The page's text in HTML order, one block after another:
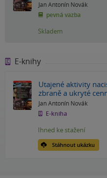
Jan Antonín Novák
pevná vazba
Skladem
E-knihy
Utajené aktivity
zbraně a ukryté
Jan Antonín Novák
E-kniha
Stáhnout ukázku
Ihned ke stažení